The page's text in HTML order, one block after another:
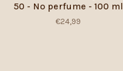
50 - No perfume - 100 ml
€24,99